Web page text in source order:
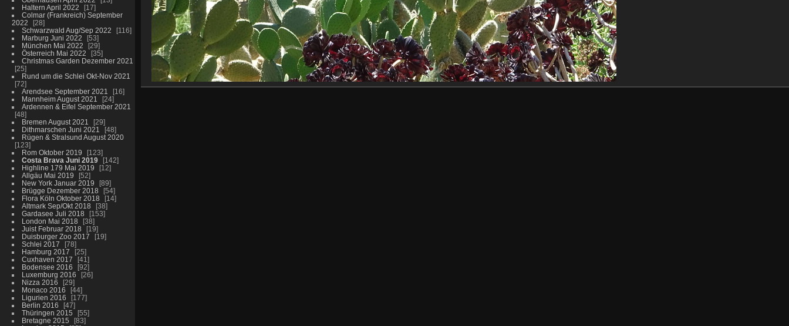
Haltern April 2022
17
Colmar (Frankreich) September
2022
28
Schwarzwald Aug/Sep 2022
116
Marburg Juni 2022
53
München Mai 2022
29
Österreich Mai 2022
35
Christmas Garden Dezember 2021
25
Rund um die Schlei Okt-Nov 2021
72
Arendsee September 2021
16
Mannheim August 2021
24
Ardennen & Eifel September 2021
48
Bremen August 2021
29
Dithmarschen Juni 2021
48
Rügen & Stralsund August 2020
123
Rom Oktober 2019
123
Costa Brava Juni 2019
142
Highline 179 Mai 2019
12
Allgäu Mai 2019
52
New York Januar 2019
89
Brügge Dezember 2018
54
Flora Köln Oktober 2018
14
Altmark Sep/Okt 2018
38
Gardasee Juli 2018
153
London Mai 2018
38
Juist Februar 2018
19
Duisburger Zoo 2017
19
Schlei 2017
78
Hamburg 2017
25
Cuxhaven 2017
41
Bodensee 2016
92
Luxemburg 2016
26
Nizza 2016
29
Monaco 2016
44
Ligurien 2016
177
Berlin 2016
47
Thüringen 2015
55
Bretagne 2015
83